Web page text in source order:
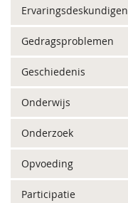
Ervaringsdeskundigen
Gedragsproblemen
Geschiedenis
Onderwijs
Onderzoek
Opvoeding
Participatie